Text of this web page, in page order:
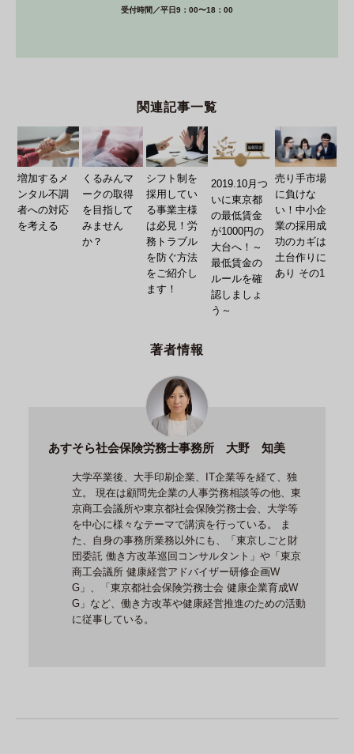
受付時間／平日9：00〜18：00
関連記事一覧
増加するメ
ンタル不調
者への対応
を考える
くるみんマ
ークの取得
を目指して
みません
か？
シフト制を
採用してい
る事業主様
は必見！労
務トラブル
を防ぐ方法
をご紹介し
ます！
2019.10月つ
いに東京都
の最低賃金
が1000円の
大台へ！～
最低賃金の
ルールを確
認しましょ
う～
売り手市場
に負けな
い！中小企
業の採用成
功のカギは
土台作りに
あり その1
著者情報
あすそら社会保険労務士事務所 大野 知美
大学卒業後、大手印刷企業、IT企業等を経て、独
立。 現在は顧問先企業の人事労務相談等の他、東
京商工会議所や東京都社会保険労務士会、大学等
を中心に様々なテーマで講演を行っている。 ま
た、自身の事務所業務以外にも、「東京しごと財
団委託 働き方改革巡回コンサルタント」や「東京
商工会議所 健康経営アドバイザー研修企画W
G」、「東京都社会保険労務士会 健康企業育成W
G」など、働き方改革や健康経営推進のための活動
に従事している。